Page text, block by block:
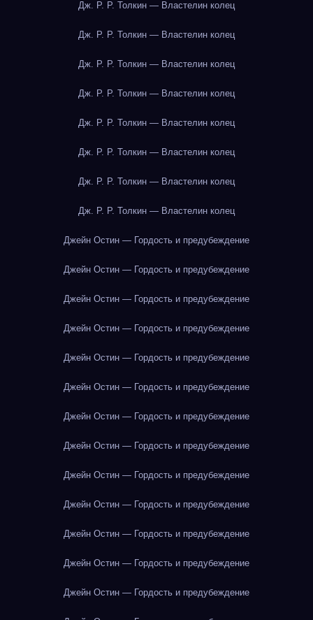
Дж. Р. Р. Толкин — Властелин колец
Дж. Р. Р. Толкин — Властелин колец
Дж. Р. Р. Толкин — Властелин колец
Дж. Р. Р. Толкин — Властелин колец
Дж. Р. Р. Толкин — Властелин колец
Дж. Р. Р. Толкин — Властелин колец
Дж. Р. Р. Толкин — Властелин колец
Дж. Р. Р. Толкин — Властелин колец
Джейн Остин — Гордость и предубеждение
Джейн Остин — Гордость и предубеждение
Джейн Остин — Гордость и предубеждение
Джейн Остин — Гордость и предубеждение
Джейн Остин — Гордость и предубеждение
Джейн Остин — Гордость и предубеждение
Джейн Остин — Гордость и предубеждение
Джейн Остин — Гордость и предубеждение
Джейн Остин — Гордость и предубеждение
Джейн Остин — Гордость и предубеждение
Джейн Остин — Гордость и предубеждение
Джейн Остин — Гордость и предубеждение
Джейн Остин — Гордость и предубеждение